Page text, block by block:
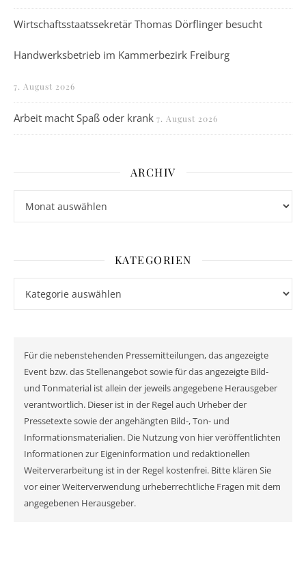
Wirtschaftsstaatssekretär Thomas Dörflinger besucht
Handwerksbetrieb im Kammerbezirk Freiburg
7. August 2026
Arbeit macht Spaß oder krank 7. August 2026
ARCHIV
KATEGORIEN
Für die nebenstehenden Pressemitteilungen, das angezeigte
Event bzw. das Stellenangebot sowie für das angezeigte Bild-
und Tonmaterial ist allein der jeweils angegebene Herausgeber
verantwortlich. Dieser ist in der Regel auch Urheber der
Pressetexte sowie der angehängten Bild-, Ton- und
Informationsmaterialien. Die Nutzung von hier veröffentlichten
Informationen zur Eigeninformation und redaktionellen
Weiterverarbeitung ist in der Regel kostenfrei. Bitte klären Sie
vor einer Weiterverwendung urheberrechtliche Fragen mit dem
angegebenen Herausgeber.